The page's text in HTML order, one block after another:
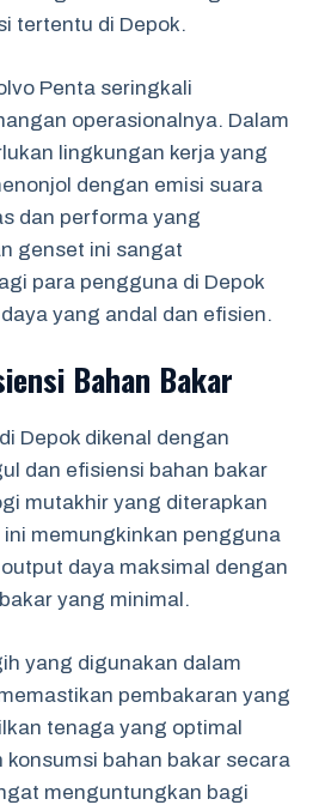
tertentu di Depok.
Penta seringkali
operasionalnya. Dalam
lingkungan kerja yang
dengan emisi suara
dan performa yang
genset ini sangat
para pengguna di Depok
yang andal dan efisien.
Bahan Bakar
Depok dikenal dengan
dan efisiensi bahan bakar
mutakhir yang diterapkan
memungkinkan pengguna
daya maksimal dengan
yang minimal.
yang digunakan dalam
pembakaran yang
tenaga yang optimal
bahan bakar secara
menguntungkan bagi